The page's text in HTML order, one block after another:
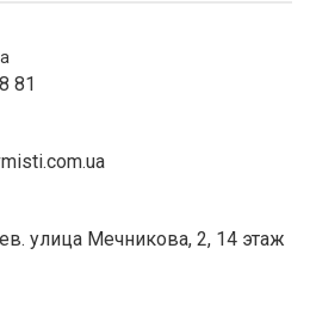
81
улица Мечникова, 2, 14 этаж